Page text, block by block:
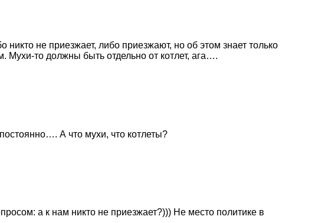
не приезжает, либо приезжают, но об этом знает только
Мухи-то должны быть отдельно от котлет, ага….
А что мухи, что котлеты?
а к нам никто не приезжает?))) Не место политике в